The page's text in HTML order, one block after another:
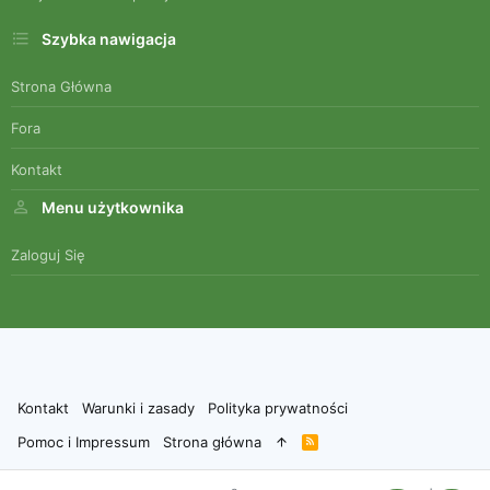
Szybka nawigacja
Strona Główna
Fora
Kontakt
Menu użytkownika
Zaloguj Się
Kontakt Warunki i zasady
Polityka prywatności
Pomoc i Impressum
Strona główna
R
S
S